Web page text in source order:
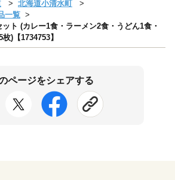
北海道小清水町
一覧
ト (カレー1食・ラーメン2食・うどん1食・
)【1734753】
ページをシェアする